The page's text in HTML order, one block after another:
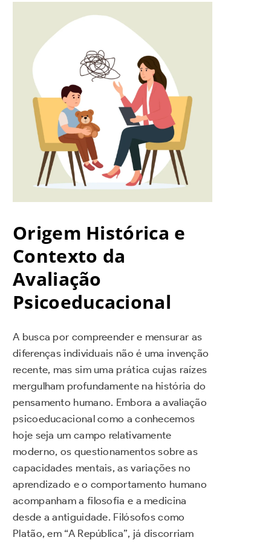
Origem Histórica e
Contexto da
Avaliação
Psicoeducacional
A busca por compreender e mensurar as
diferenças individuais não é uma invenção
recente, mas sim uma prática cujas raízes
mergulham profundamente na história do
pensamento humano. Embora a avaliação
psicoeducacional como a conhecemos
hoje seja um campo relativamente
moderno, os questionamentos sobre as
capacidades mentais, as variações no
aprendizado e o comportamento humano
acompanham a filosofia e a medicina
desde a antiguidade. Filósofos como
Platão, em “A República”, já discorriam